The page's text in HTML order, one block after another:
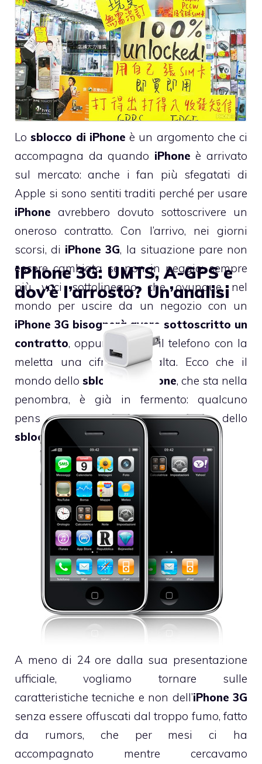
Losblocco di iPhone è un argomento che ci
accompagna da quando iPhone è arrivato
sul mercato: anche i fan più sfegatati di
Apple si sono sentiti traditi perché per usare
iPhone avrebbero dovuto sottoscrivere un
oneroso contratto. Con l’arrivo, nei giorni
scorsi, di iPhone 3G, la situazione pare non
essere cambiata se non in peggio: sempre
più voci sottolineano che ovunque nel
mondo per uscire da un negozio con un
iPhone 3G bisognerà avere sottoscritto un
contratto, oppure pagare il telefono con la
meletta una cifra molto alta. Ecco che il
mondo dellosblocco di iPhone, che sta nella
penombra, è già in fermento: qualcuno
pensa pure di avere la soluzione dello
sblocco di iPhone 3G
in mano.
iPhone 3G: UMTS, A-GPS e
dov’è l’arrosto? Un’analisi
A meno di 24 ore dalla sua presentazione
ufficiale, vogliamo tornare sulle
caratteristiche tecniche e non dell’iPhone 3G
senza essere offuscati dal troppo fumo, fatto
da rumors, che per mesi ci ha
accompagnato mentre cercavamo